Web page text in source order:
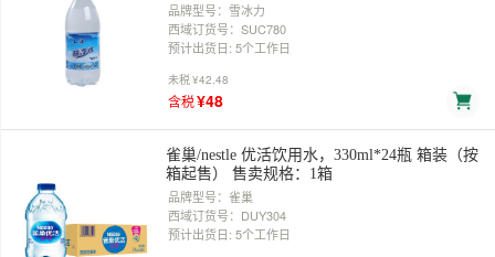
品牌型号：雪冰力
西域订货号：SUC780
预计出货日: 5个工作日
未税¥42.48
含税¥48
雀巢/nestle 优活饮用水，330ml*24瓶 箱装（按
箱起售） 售卖规格：1箱
品牌型号：雀巢
西域订货号：DUY304
预计出货日: 5个工作日